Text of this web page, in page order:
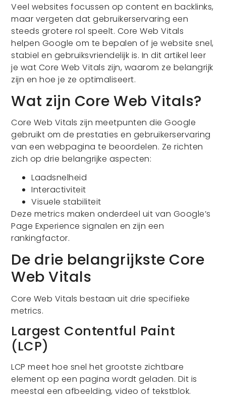
Veel websites focussen op content en backlinks,
maar vergeten dat gebruikerservaring een
steeds grotere rol speelt. Core Web Vitals
helpen Google om te bepalen of je website snel,
stabiel en gebruiksvriendelijk is. In dit artikel leer
je wat Core Web Vitals zijn, waarom ze belangrijk
zijn en hoe je ze optimaliseert.
Wat zijn Core Web Vitals?
Core Web Vitals zijn meetpunten die Google
gebruikt om de prestaties en gebruikerservaring
van een webpagina te beoordelen. Ze richten
zich op drie belangrijke aspecten:
Laadsnelheid
Interactiviteit
Visuele stabiliteit
Deze metrics maken onderdeel uit van Google’s
Page Experience signalen en zijn een
rankingfactor.
De drie belangrijkste Core
Web Vitals
Core Web Vitals bestaan uit drie specifieke
metrics.
Largest Contentful Paint
(LCP)
LCP meet hoe snel het grootste zichtbare
element op een pagina wordt geladen. Dit is
meestal een afbeelding, video of tekstblok.